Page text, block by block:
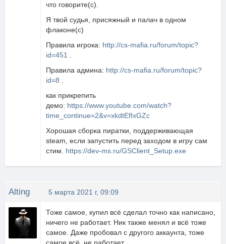
что говорите(с).
Я твой судья, присяжный и палач в одном
флаконе(с)
Правила игрока: http://cs-mafia.ru/forum/topic?
id=451
Правила админа: http://cs-mafia.ru/forum/topic?
id=8
как прикрепить
демо: https://www.youtube.com/watch?
time_continue=2&v=xkdtEfIxGZc
Хорошая сборка пиратки, поддерживающая
steam, если запустить перед заходом в игру сам
стим. https://dev-ms.ru/GSClient_Setup.exe
Alting 5 марта 2021 г, 09:09
Тоже самое, купил всё сделал точно как написано,
ничего не работает. Ник также менял и всё тоже
самое. Даже пробовал с другого аккаунта, тоже